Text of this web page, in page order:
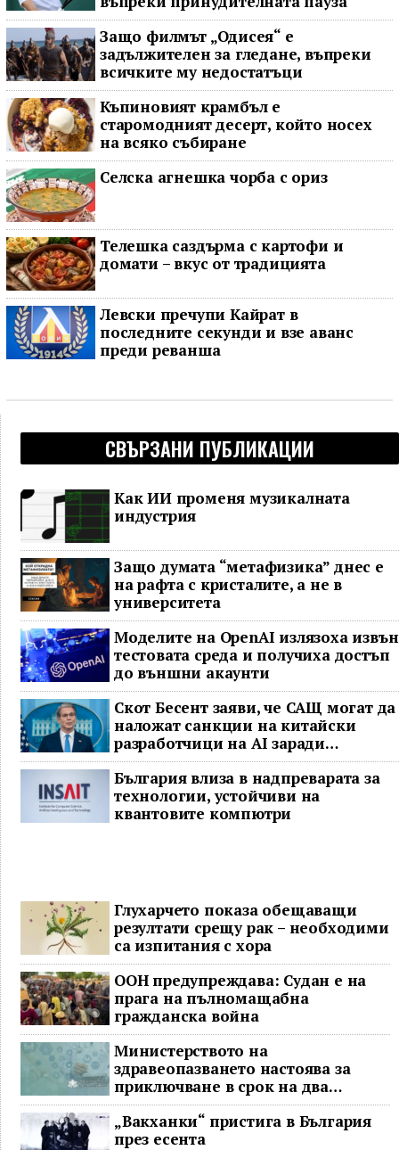
Защо филмът „Одисея“ е
задължителен за гледане, въпреки
всичките му недостатъци
Къпиновият крамбъл е
старомодният десерт, който носех
на всяко събиране
Селска агнешка чорба с ориз
Телешка саздърма с картофи и
домати – вкус от традицията
Левски пречупи Кайрат в
последните секунди и взе аванс
преди реванша
СВЪРЗАНИ ПУБЛИКАЦИИ
Как ИИ променя музикалната
индустрия
Защо думата “метафизика” днес е
на рафта с кристалите, а не в
университета
Моделите на OpenAI излязоха извън
тестовата среда и получиха достъп
до външни акаунти
Скот Бесент заяви, че САЩ могат да
наложат санкции на китайски
разработчици на AI заради
предполагаема кражба на модел
България влиза в надпреварата за
технологии, устойчиви на
квантовите компютри
Глухарчето показа обещаващи
резултати срещу рак – необходими
са изпитания с хора
ООН предупреждава: Судан е на
прага на пълномащабна
гражданска война
Министерството на
здравеопазването настоява за
приключване в срок на два
ключови строителни проекта
„Вакханки“ пристига в България
през есента